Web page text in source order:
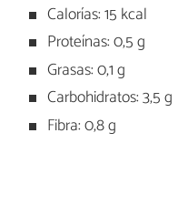
Calorías: 15 kcal
Proteínas: 0,5 g
Grasas: 0,1 g
Carbohidratos: 3,5 g
Fibra: 0,8 g